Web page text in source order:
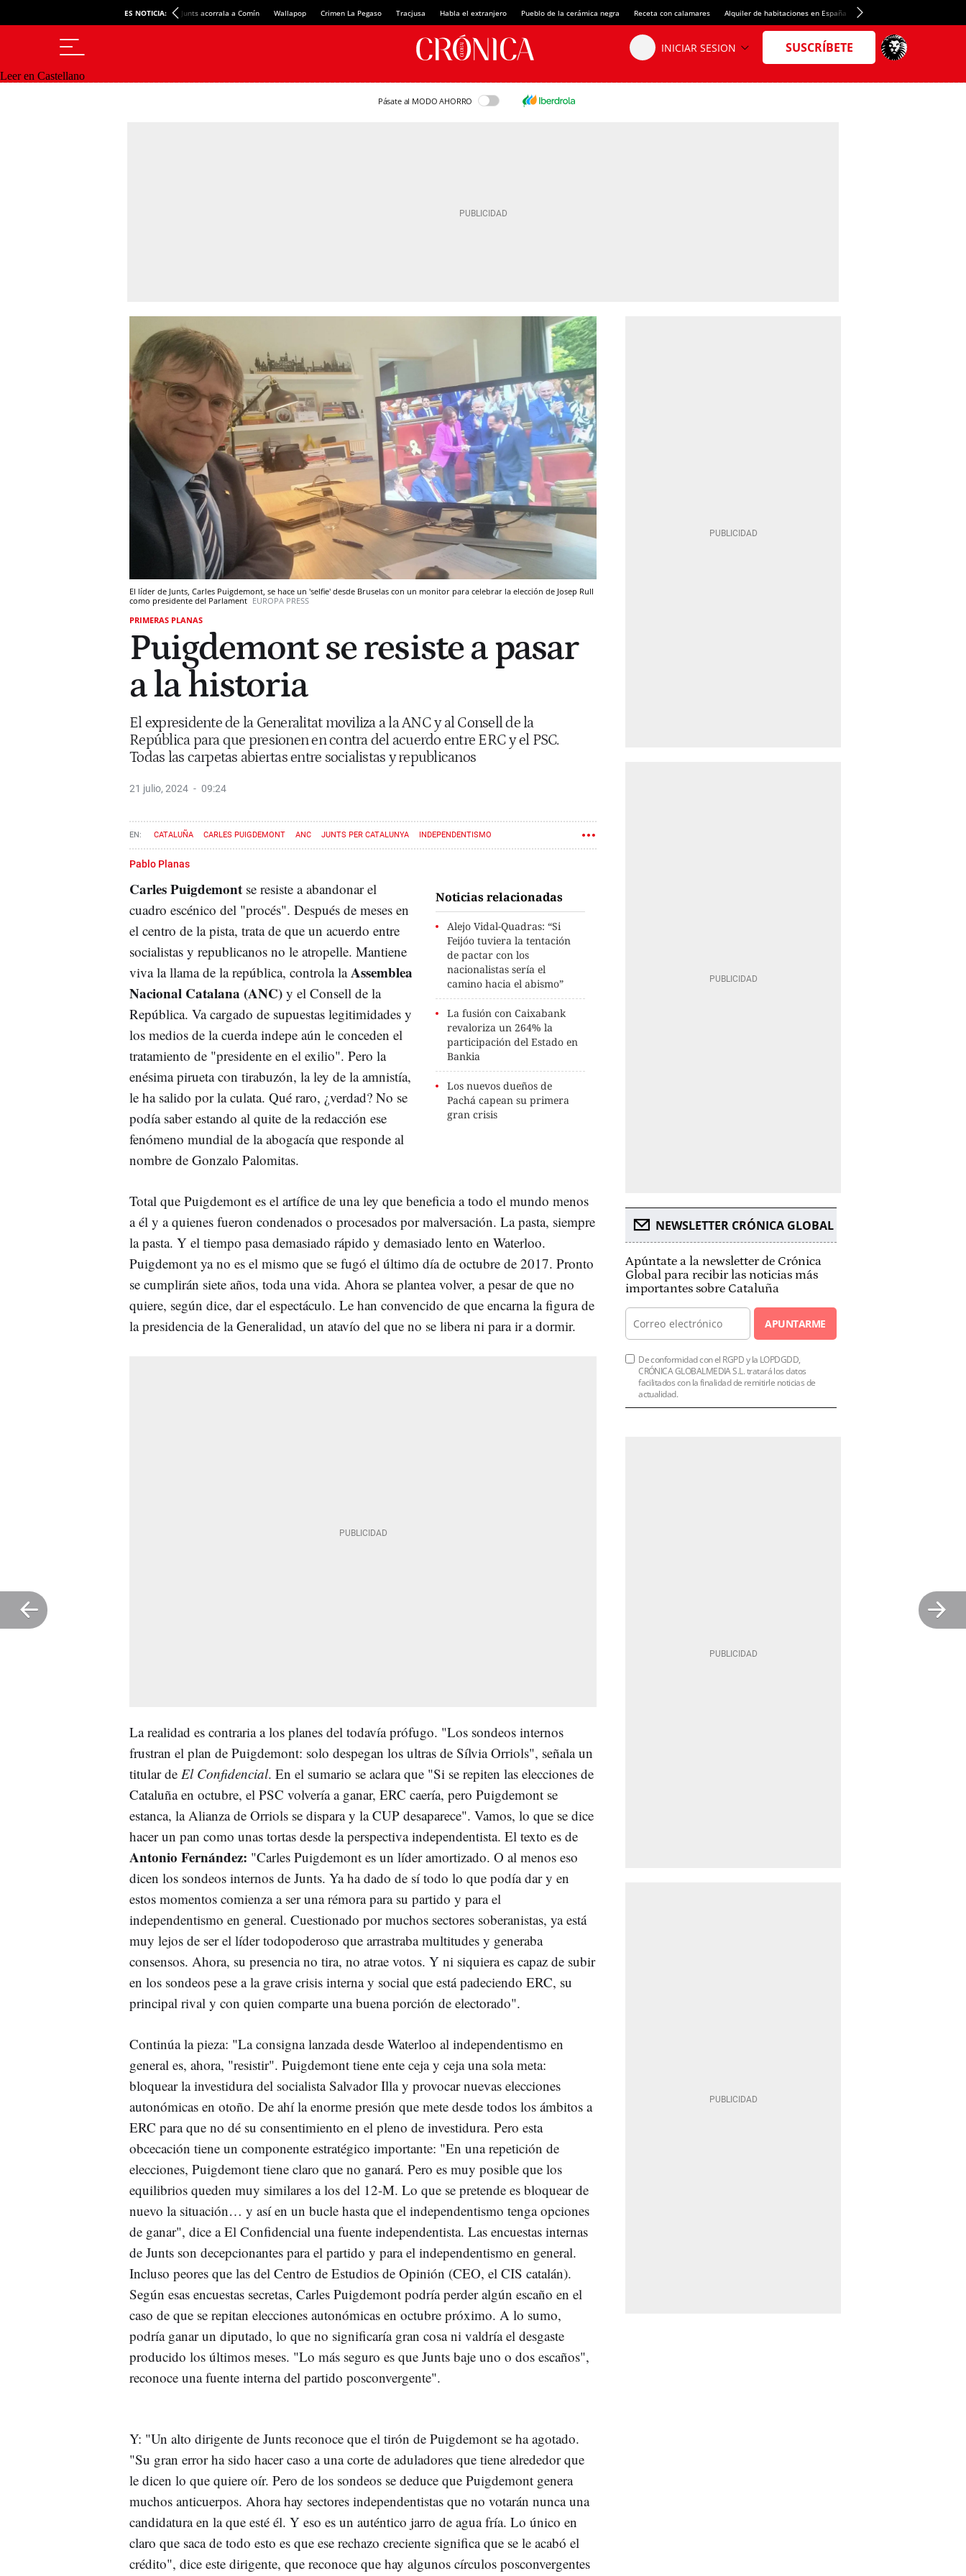
ES NOTICIA: Junts acorrala a Comín Wallapop Crimen La Pegaso Tracjusa Habla el extranjero Pueblo de la cerámica negra Receta con calamares Alquiler de habitaciones en España Crédito del Spotify Camp Nou
Leer en Castellano
Pásate al MODO AHORRO
El líder de Junts, Carles Puigdemont, se hace un 'selfie' desde Bruselas con un monitor para celebrar la elección de Josep Rull
como presidente del Parlament EUROPA PRESS
PRIMERAS PLANAS
Puigdemont se resiste a pasar
a la historia
El expresidente de la Generalitat moviliza a la ANC y al Consell de la
República para que presionen en contra del acuerdo entre ERC y el PSC.
Todas las carpetas abiertas entre socialistas y republicanos
21 julio, 2024 09:24
CATALUÑA CARLES PUIGDEMONT ANC JUNTS PER CATALUNYA INDEPENDENTISMO
Pablo Planas
Noticias relacionadas
Alejo Vidal-Quadras: “Si
Feijóo tuviera la tentación
de pactar con los
nacionalistas sería el
camino hacia el abismo”
La fusión con Caixabank
revaloriza un 264% la
participación del Estado en
Bankia
Los nuevos dueños de
Pachá capean su primera
gran crisis
Carles Puigdemont se resiste a abandonar el
cuadro escénico del "procés". Después de meses en
el centro de la pista, trata de que un acuerdo entre
socialistas y republicanos no le atropelle. Mantiene
viva la llama de la república, controla laAssemblea
Nacional Catalana (ANC) y el Consell de la
República. Va cargado de supuestas legitimidades y
los medios de la cuerda indepe aún le conceden el
tratamiento de "presidente en el exilio". Pero la
enésima pirueta con tirabuzón, la ley de la amnistía,
le ha salido por la culata. Qué raro, ¿verdad? No se
podía saber estando al quite de la redacción ese
fenómeno mundial de la abogacía que responde al
nombre de Gonzalo Palomitas.
Total que Puigdemont es el artífice de una ley que beneficia a todo el mundo menos
a él y a quienes fueron condenados o procesados por malversación. La pasta, siempre
la pasta. Y el tiempo pasa demasiado rápido y demasiado lento en Waterloo.
Puigdemont ya no es el mismo que se fugó el último día de octubre de 2017. Pronto
se cumplirán siete años, toda una vida. Ahora se plantea volver, a pesar de que no
quiere, según dice, dar el espectáculo. Le han convencido de que encarna la figura de
la presidencia de la Generalidad, un atavío del que no se libera ni para ir a dormir.
La realidad es contraria a los planes del todavía prófugo. "Los sondeos internos
frustran el plan de Puigdemont: solo despegan los ultras de Sílvia Orriols", señala un
titular de El Confidencial. En el sumario se aclara que "Si se repiten las elecciones de
Cataluña en octubre, el PSC volvería a ganar, ERC caería, pero Puigdemont se
estanca, la Alianza de Orriols se dispara y la CUP desaparece". Vamos, lo que se dice
hacer un pan como unas tortas desde la perspectiva independentista. El texto es de
Antonio Fernández: "Carles Puigdemont es un líder amortizado. O al menos eso
dicen los sondeos internos de Junts. Ya ha dado de sí todo lo que podía dar y en
estos momentos comienza a ser una rémora para su partido y para el
independentismo en general. Cuestionado por muchos sectores soberanistas, ya está
muy lejos de ser el líder todopoderoso que arrastraba multitudes y generaba
consensos. Ahora, su presencia no tira, no atrae votos. Y ni siquiera es capaz de subir
en los sondeos pese a la grave crisis interna y social que está padeciendo ERC, su
principal rival y con quien comparte una buena porción de electorado".
Continúa la pieza: "La consigna lanzada desde Waterloo al independentismo en
general es, ahora, "resistir". Puigdemont tiene ente ceja y ceja una sola meta:
bloquear la investidura del socialista Salvador Illa y provocar nuevas elecciones
autonómicas en otoño. De ahí la enorme presión que mete desde todos los ámbitos a
ERC para que no dé su consentimiento en el pleno de investidura. Pero esta
obcecación tiene un componente estratégico importante: "En una repetición de
elecciones, Puigdemont tiene claro que no ganará. Pero es muy posible que los
equilibrios queden muy similares a los del 12-M. Lo que se pretende es bloquear de
nuevo la situación… y así en un bucle hasta que el independentismo tenga opciones
de ganar", dice a El Confidencial una fuente independentista. Las encuestas internas
de Junts son decepcionantes para el partido y para el independentismo en general.
Incluso peores que las del Centro de Estudios de Opinión (CEO, el CIS catalán).
Según esas encuestas secretas, Carles Puigdemont podría perder algún escaño en el
caso de que se repitan elecciones autonómicas en octubre próximo. A lo sumo,
podría ganar un diputado, lo que no significaría gran cosa ni valdría el desgaste
producido los últimos meses. "Lo más seguro es que Junts baje uno o dos escaños",
reconoce una fuente interna del partido posconvergente".
Y: "Un alto dirigente de Junts reconoce que el tirón de Puigdemont se ha agotado.
"Su gran error ha sido hacer caso a una corte de aduladores que tiene alrededor que
le dicen lo que quiere oír. Pero de los sondeos se deduce que Puigdemont genera
muchos anticuerpos. Ahora hay sectores independentistas que no votarán nunca una
candidatura en la que esté él. Y eso es un auténtico jarro de agua fría. Lo único en
claro que saca de todo esto es que ese rechazo creciente significa que se le acabó el
crédito", dice este dirigente, que reconoce que hay algunos círculos posconvergentes
NEWSLETTER CRÓNICA GLOBAL
Apúntate a la newsletter de Crónica
Global para recibir las noticias más
importantes sobre Cataluña
APUNTARME
De conformidad con el RGPD y la LOPDGDD,
CRÓNICA GLOBALMEDIA S.L. tratará los datos
facilitados con la finalidad de remitirle noticias de
actualidad.